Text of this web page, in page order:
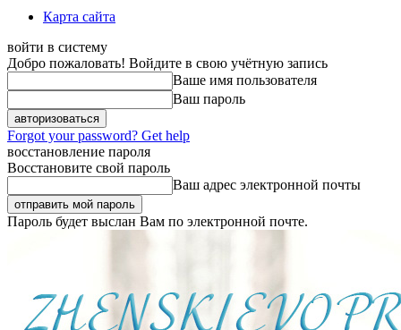
Карта сайта
войти в систему
Добро пожаловать! Войдите в свою учётную запись
Ваше имя пользователя
Ваш пароль
Forgot your password? Get help
восстановление пароля
Восстановите свой пароль
Ваш адрес электронной почты
Пароль будет выслан Вам по электронной почте.